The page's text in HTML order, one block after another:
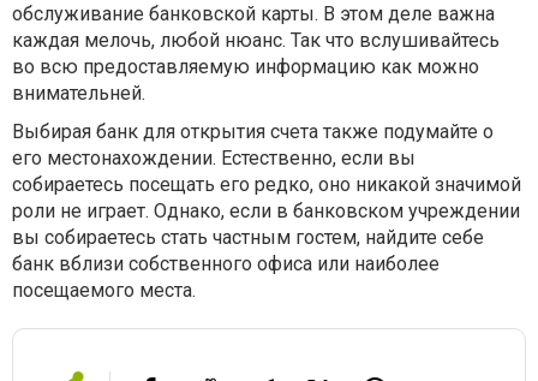
обслуживание банковской карты. В этом деле важна
каждая мелочь, любой нюанс. Так что вслушивайтесь
во всю предоставляемую информацию как можно
внимательней.
Выбирая банк для открытия счета также подумайте о
его местонахождении. Естественно, если вы
собираетесь посещать его редко, оно никакой значимой
роли не играет. Однако, если в банковском учреждении
вы собираетесь стать частным гостем, найдите себе
банк вблизи собственного офиса или наиболее
посещаемого места.